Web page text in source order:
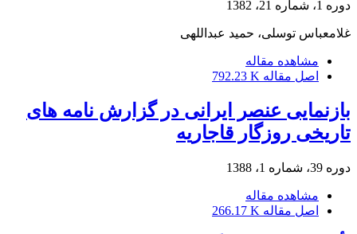
دوره 1، شماره 21، 1382
غلامعباس توسلی، حمید عبداللهی
مشاهده مقاله
اصل مقاله 792.23 K
بازنمایی عنصر ایرانی در گزارش نامه های
تاریخی روزگار قاجاریه
دوره 39، شماره 1، 1388
مشاهده مقاله
اصل مقاله 266.17 K